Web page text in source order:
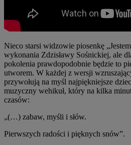
Nieco starsi widzowie piosenkę
wykonania Zdzisławy Sośnickiej, ale
pokolenia prawdopodobnie będzie to
utworem. W każdej z wersji
przywołują na myśl najpiękniejsze
muzyczny wehikuł, który na kilka
czasów:
„(…) zabaw, myśli i słów.
Pierwszych radości i pięknych snów”.